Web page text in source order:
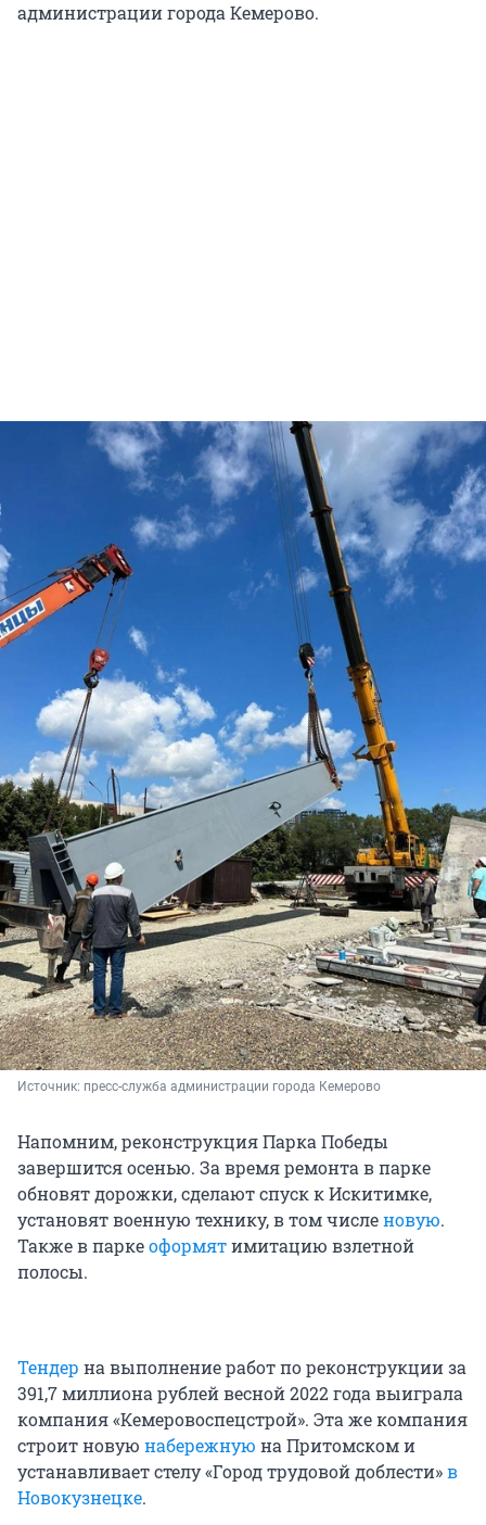
администрации города Кемерово.
Источник: пресс-служба администрации города Кемерово
Напомним, реконструкция Парка Победы
завершится осенью. За время ремонта в парке
обновят дорожки, сделают спуск к Искитимке,
установят военную технику, в том численовую.
Также в паркеоформятимитацию взлетной
полосы.
Тендер на выполнение работ по реконструкции за
391,7 миллиона рублей весной 2022 года выиграла
компания «Кемеровоспецстрой». Эта же компания
строит новую набережную на Притомском и
устанавливает стелу «Город трудовой доблести»в
Новокузнецке.